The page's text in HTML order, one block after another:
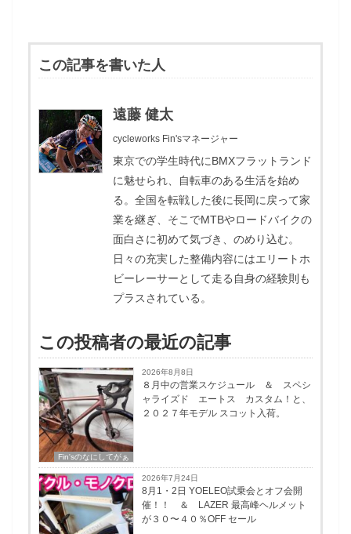
この記事を書いた人
遠藤 健太
cycleworks Fin'sマネージャー
東京での学生時代にBMXフラットランド
に魅せられ、自転車のある生活を始め
る。全国を転戦した後に長岡に戻って家
業を継ぎ、そこでMTBやロードバイクの
面白さに初めて気づき、のめり込む。
日々の充実した整備内容にはエリートホ
ビーレーサーとして走る自身の経験則も
プラスされている。
この投稿者の最近の記事
Fin'sのなにしてがぁ
2026年8月8日
８月中の営業スケジュール ＆ スペシ
ャライズド エートス カスタム！と、
２０２７年モデル スコット入荷。
2026年7月24日
8月1・2日 YOELEO試乗会とオフ会開
催！！ ＆ LAZER 最高峰ヘルメット
が３０〜４０％OFF セール